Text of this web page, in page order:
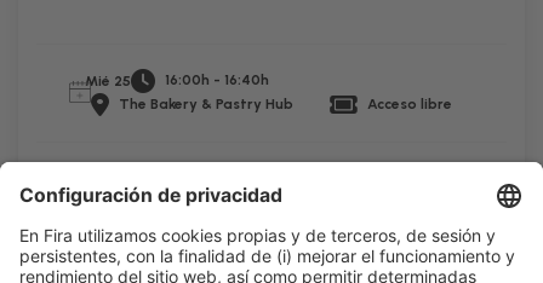
Mié 25
16:00h - 16:40h
The Bakery & Pastry Hub
Acceso libre